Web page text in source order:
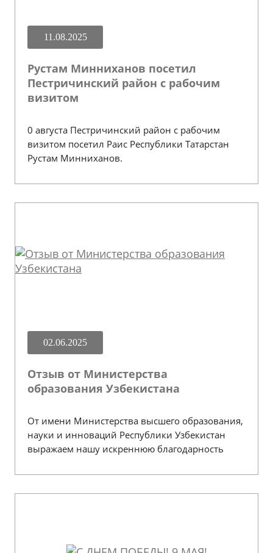
11.08.2025
Рустам Минниханов посетил
Пестричинский район с рабочим
визитом
0 августа Пестричинский район с рабочим
визитом посетил Раис Республики Татарстан
Рустам Минниханов.
02.06.2025
Отзыв от Министерства
образования Узбекистана
От имени Министерства высшего образования,
науки и инноваций Республики Узбекистан
выражаем нашу искреннюю благодарность